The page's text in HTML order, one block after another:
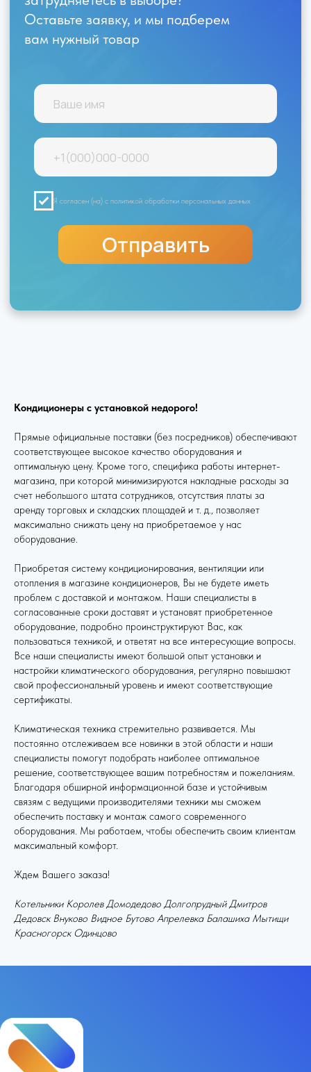
Кондиционеры с установкой недорого!
Прямые официальные поставки (без посредников) обеспечивают
соответствующее высокое качество оборудования и
оптимальную цену. Кроме того, специфика работы интернет-
магазина, при которой минимизируются накладные расходы за
счет небольшого штата сотрудников, отсутствия платы за
аренду торговых и складских площадей и т. д., позволяет
максимально снижать цену на приобретаемое у нас
оборудование.
Приобретая систему кондиционирования, вентиляции или
отопления в магазине кондиционеров, Вы не будете иметь
проблем с доставкой и монтажом. Наши специалисты в
согласованные сроки доставят и установят приобретенное
оборудование, подробно проинструктируют Вас, как
пользоваться техникой, и ответят на все интересующие вопросы.
Все наши специалисты имеют большой опыт установки и
настройки климатического оборудования, регулярно повышают
свой профессиональный уровень и имеют соответствующие
сертификаты.
Климатическая техника стремительно развивается. Мы
постоянно отслеживаем все новинки в этой области и наши
специалисты помогут подобрать наиболее оптимальное
решение, соответствующее вашим потребностям и пожеланиям.
Благодаря обширной информационной базе и устойчивым
связям с ведущими производителями техники мы сможем
обеспечить поставку и монтаж самого современного
оборудования. Мы работаем, чтобы обеспечить своим клиентам
максимальный комфорт.
Ждем Вашего заказа!
Котельники Королев Домодедово Долгопрудный Дмитров
Дедовск Внуково Видное Бутово Апрелевка Балашиха Мытищи
Красногорск Одинцово